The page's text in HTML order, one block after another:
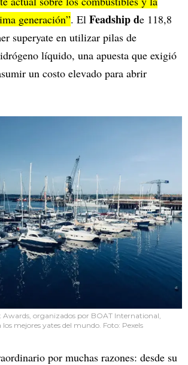
generación”. El Feadship de 118,8
superyate en utilizar pilas de
líquido, una apuesta que exigió
un costo elevado para abrir
Awards, organizados por BOAT International,
mejores yates del mundo. Foto: Pexels
por muchas razones: desde su